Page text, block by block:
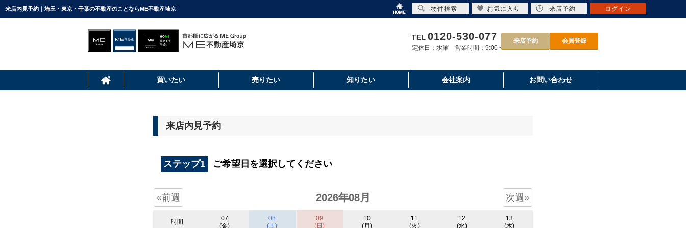
来店内見予約｜埼玉・東京・千葉の不動産のことならME不動産埼京
TEL 0120-530-077
定休日：水曜 営業時間：9:00~
来店予約 会員登録
買いたい 売りたい 知りたい 会社案内 お問い合わせ
来店内見予約
ステップ1 ご希望日を選択してください
«前週 2026年08月 次週»
時間
07
(金)
08
(土)
09
(日)
10
(月)
11
(火)
12
(水)
13
(木)
物件検索 お気に入り 来店予約 ログイン